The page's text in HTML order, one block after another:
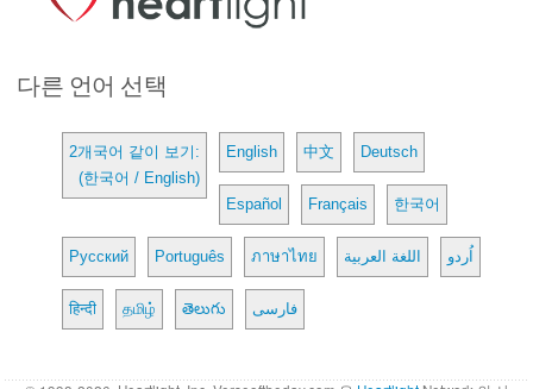
다른 언어 선택
2개국어 같이 보기:
(한국어 / English)
English 中文 Deutsch
Español Français 한국어
Русский Português ภาษาไทย اللغة العربية اُردو
हिन्दी தமிழ் తెలుగు فارسی